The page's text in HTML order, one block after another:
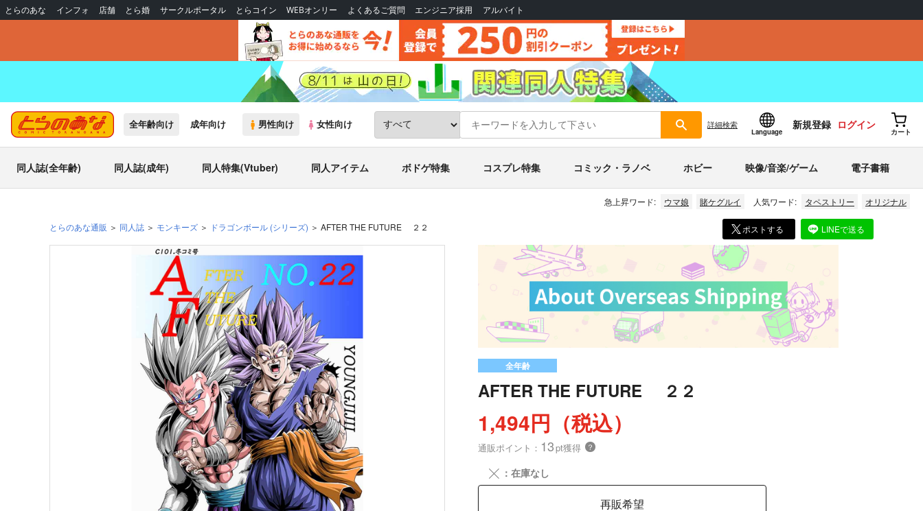
とらのあな インフォ 店舗 とら婚 サークルポータル とらコイン WEBオンリー よくあるご質問 エンジニア採用 アルバイト
全年齢向け 成年向け 男性向け 女性向け 詳細検索
Language
新規登録 ログイン
カート
同人誌(全年齢) 同人誌(成年) 同人特集(Vtuber) 同人アイテム ボドゲ特集 コスプレ特集 コミック・ラノベ ホビー 映像/音楽/ゲーム 電子書籍
急上昇ワード: ウマ娘 賭ケグルイ 人気ワード: タペストリー オリジナル
とらのあな通販 同人誌 モンキーズ ドラゴンボール (シリーズ) AFTER THE FUTURE ２２ ポストする LINEで送る
全年齢
AFTER THE FUTURE ２２
1,494円（税込）
通販ポイント： 13pt獲得 ？
╳ ：在庫なし
再販希望